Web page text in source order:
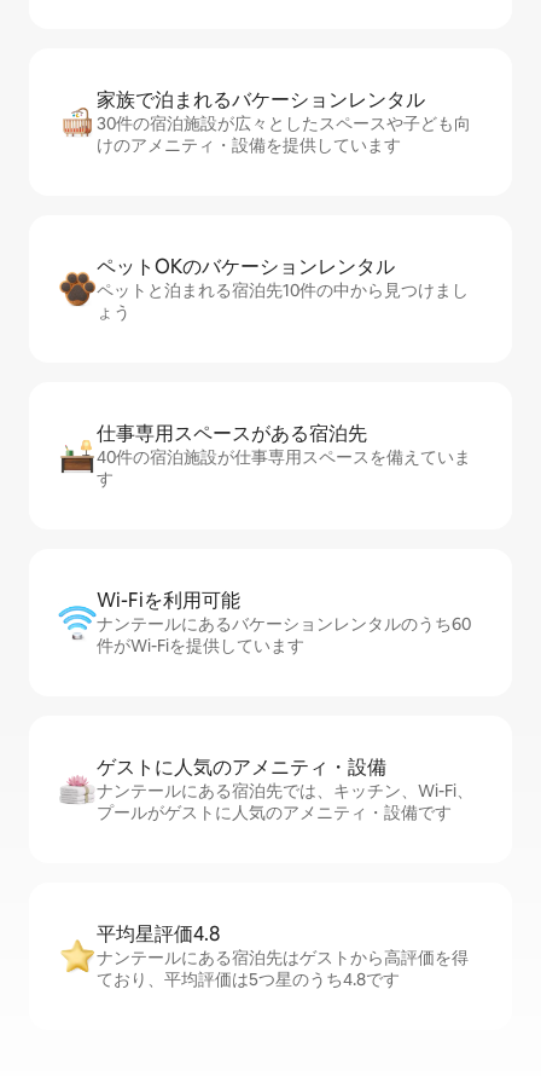
家族で泊まれるバ⁠ケ⁠ー⁠シ⁠ョ⁠ンレ⁠ン⁠タ⁠ル
30件の宿泊施設が広々としたスペースや子ども向
けのアメニティ・設備を提供しています
ペットOKのバ⁠ケ⁠ー⁠シ⁠ョ⁠ンレ⁠ン⁠タ⁠ル
ペットと泊まれる宿泊先10件の中から見つけまし
ょう
仕事専用ス⁠ペ⁠ー⁠スがあ⁠る宿⁠泊⁠先
40件の宿泊施設が仕事専用スペースを備えていま
す
Wi-Fiを利⁠用⁠可⁠能
ナンテールにあるバケーションレンタルのうち60
件がWi-Fiを提供しています
ゲストに人⁠気⁠のア⁠メ⁠ニ⁠テ⁠ィ・設⁠備
ナンテールにある宿泊先では、キッチン、Wi-Fi、
プールがゲストに人気のアメニティ・設備です
平均星評価4.8
ナンテールにある宿泊先はゲストから高評価を得
ており、平均評価は5つ星のうち4.8です